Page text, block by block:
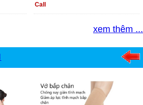
Call
xem thêm ...